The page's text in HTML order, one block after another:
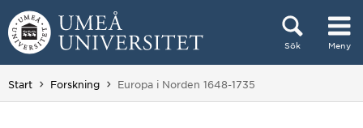
Hoppa direkt till innehållet
Sök Meny
Huvudmenyn dold.
Start Forskning Du är här:
Europa i Norden 1648-1735